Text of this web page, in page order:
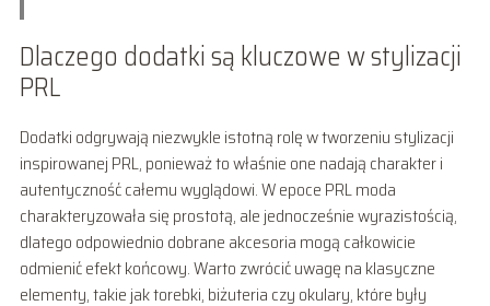
Dlaczego dodatki są kluczowe w stylizacji
PRL
Dodatki odgrywają niezwykle istotną rolę w tworzeniu stylizacji
inspirowanej PRL, ponieważ to właśnie one nadają charakter i
autentyczność całemu wyglądowi. W epoce PRL moda
charakteryzowała się prostotą, ale jednocześnie wyrazistością,
dlatego odpowiednio dobrane akcesoria mogą całkowicie
odmienić efekt końcowy. Warto zwrócić uwagę na klasyczne
elementy, takie jak torebki, biżuteria czy okulary, które były